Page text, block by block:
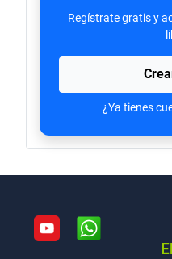
Regístrate gratis y
¿Ya tienes